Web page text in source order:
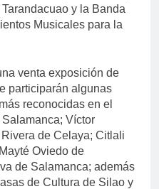
y la Banda
Musicales para la
venta exposición de
participarán algunas
reconocidas en el
Víctor
de Celaya; Citlali
Oviedo de
de Salamanca; además
de Cultura de Silao y